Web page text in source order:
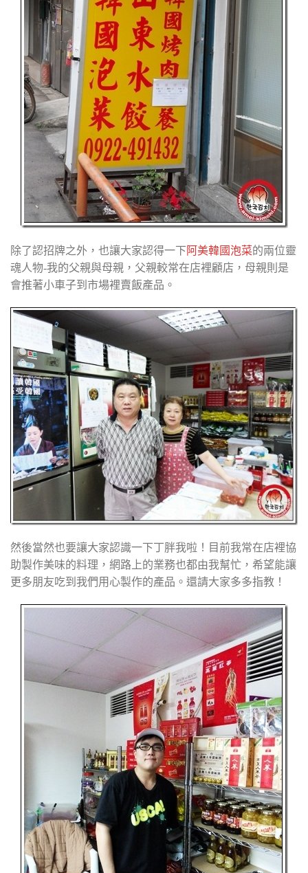
除了認招牌之外，也讓大家認得一下 阿美韓國泡菜的兩位靈
魂人物-我的父親與母親，父親較常在店裡顧店，母親則是
會推著小車子到市場裡賣飯產品。
然後當然也要讓大家認識一下丁胖我啦！目前我常在店裡協
助製作美味的料理，網路上的業務也都由我幫忙，希望能讓
更多朋友吃到我們用心製作的產品。還請大家多多指教！